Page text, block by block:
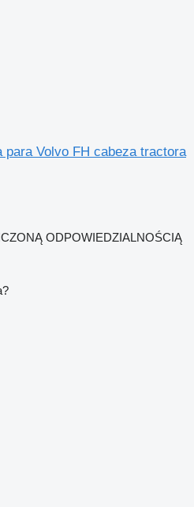
para Volvo FH cabeza tractora
ODPOWIEDZIALNOŚCIĄ